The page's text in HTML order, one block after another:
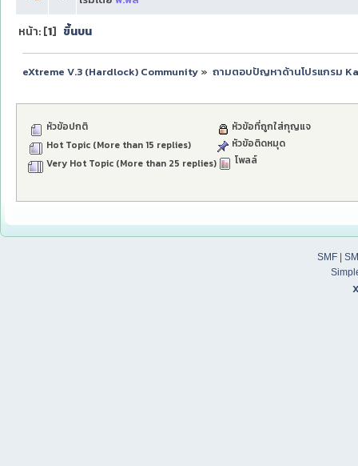
หน้า: [1] ขึ้นบน
eXtreme V.3 (Hardlock) Community» ถามตอบปัญหาด้านโปรแกรม
หัวข้อปกติ
Hot Topic (More than 15 replies)
Very Hot Topic (More than 25 replies)
หัวข้อที่ถูกใส่กุญแจ
หัวข้อติดหมุด
โพลล์
SMF|